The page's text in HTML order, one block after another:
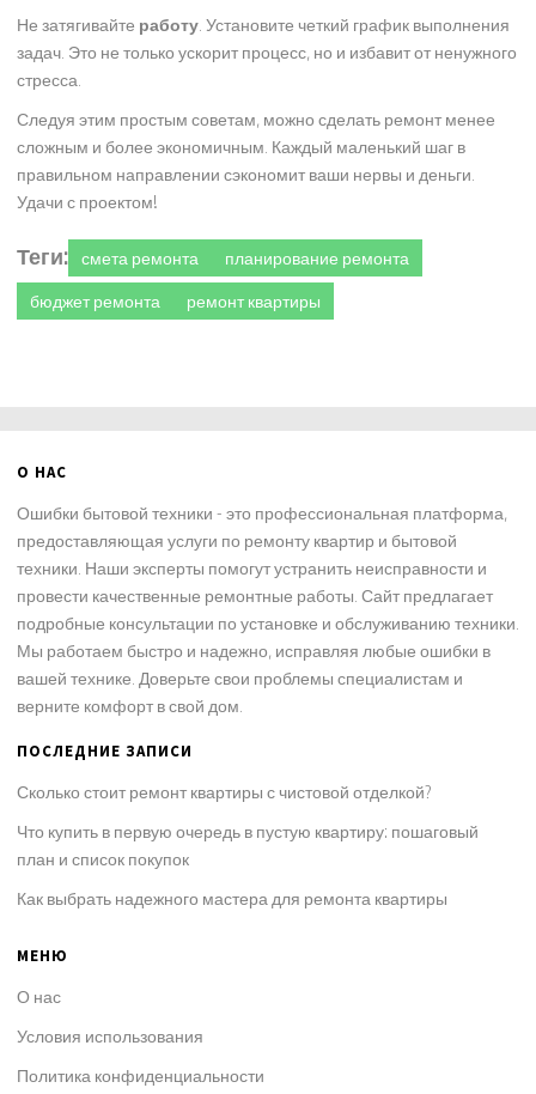
Не затягивайте работу . Установите четкий график выполнения
задач. Это не только ускорит процесс, но и избавит от ненужного
стресса.
Следуя этим простым советам, можно сделать ремонт менее
сложным и более экономичным. Каждый маленький шаг в
правильном направлении сэкономит ваши нервы и деньги.
Удачи с проектом!
Теги: смета ремонта планирование ремонта
бюджет ремонта ремонт квартиры
О НАС
Ошибки бытовой техники - это профессиональная платформа,
предоставляющая услуги по ремонту квартир и бытовой
техники. Наши эксперты помогут устранить неисправности и
провести качественные ремонтные работы. Сайт предлагает
подробные консультации по установке и обслуживанию техники.
Мы работаем быстро и надежно, исправляя любые ошибки в
вашей технике. Доверьте свои проблемы специалистам и
верните комфорт в свой дом.
ПОСЛЕДНИЕ ЗАПИСИ
Сколько стоит ремонт квартиры с чистовой отделкой?
Что купить в первую очередь в пустую квартиру: пошаговый
план и список покупок
Как выбрать надежного мастера для ремонта квартиры
МЕНЮ
О нас
Условия использования
Политика конфиденциальности